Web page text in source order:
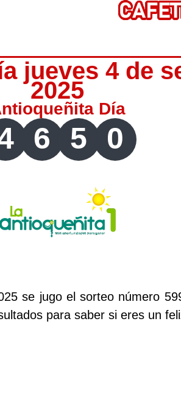
jueves 4 de
2025
Día
6 5 0
se jugo el sorteo número
para saber si eres un